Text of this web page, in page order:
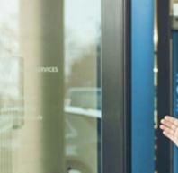
Skip to main content
Skip to footer